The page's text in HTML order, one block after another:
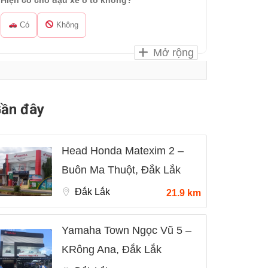
Có Không
Mở rộng
đây
Head Honda Matexim 2 –
Buôn Ma Thuột, Đắk Lắk
Đắk Lắk 21.9 km
Yamaha Town Ngọc Vũ 5 –
KRông Ana, Đắk Lắk